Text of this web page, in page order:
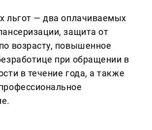
льгот — два оплачиваемых
защита от
возрасту, повышенное
при обращении в
в течение года, а также